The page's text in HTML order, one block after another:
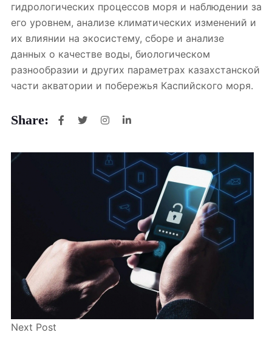
гидрологических процессов моря и наблюдении за
его уровнем, анализе климатических изменений и
их влиянии на экосистему, сборе и анализе
данных о качестве воды, биологическом
разнообразии и других параметрах казахстанской
части акватории и побережья Каспийского моря.
Share:
Next Post